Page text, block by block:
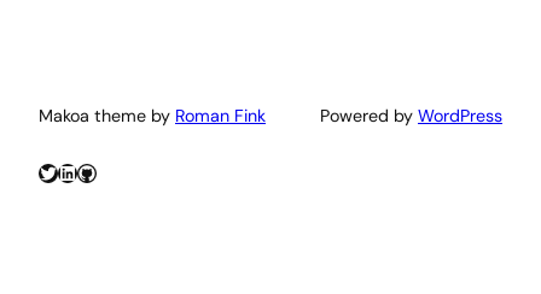
Makoa theme by Roman Fink Powered by WordPress
Twitter
LinkedIn
GitHub